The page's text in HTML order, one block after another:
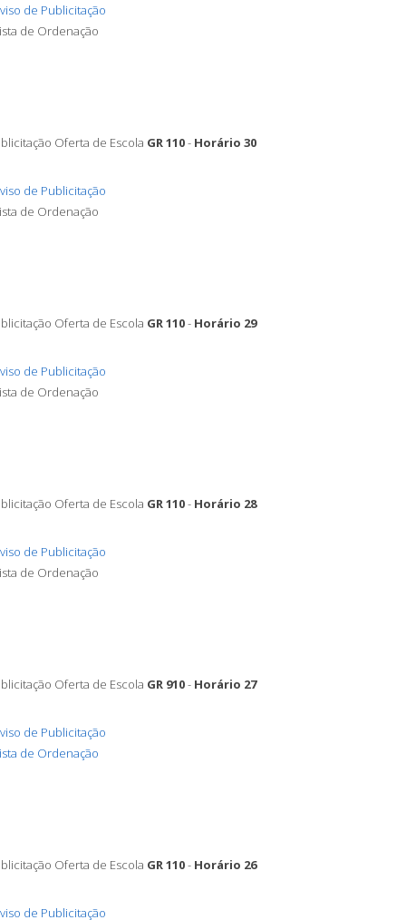
de Publicitação
de Ordenação
Oferta de Escola GR 110- Horário 30
de Publicitação
de Ordenação
Oferta de Escola GR 110- Horário 29
de Publicitação
de Ordenação
Oferta de Escola GR 110- Horário 28
de Publicitação
de Ordenação
Oferta de Escola GR 910- Horário 27
de Publicitação
de Ordenação
Oferta de Escola GR 110- Horário 26
de Publicitação